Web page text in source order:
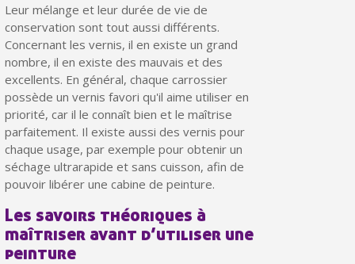
Votre devis en ligne en moins d'1 minute
Partagez vos créations et obtenez des bons d'achat
Gagnez des points de fidélité à chaque commande
Livraison sous 24 h en France Métropolitaine
Retour produits sous 14 jours
Réduction de 5€ sur la première commande
10€ de bon d'achat pour chaque parrainage
Leur mélange et leur durée de vie de
conservation sont tout aussi différents.
Concernant les vernis, il en existe un grand
nombre, il en existe des mauvais et des
excellents. En général, chaque carrossier
possède un vernis favori qu'il aime utiliser en
priorité, car il le connaît bien et le maîtrise
parfaitement. Il existe aussi des vernis pour
chaque usage, par exemple pour obtenir un
séchage ultrarapide et sans cuisson, afin de
pouvoir libérer une cabine de peinture.
Les savoirs théoriques à
maîtriser avant d’utiliser une
peinture